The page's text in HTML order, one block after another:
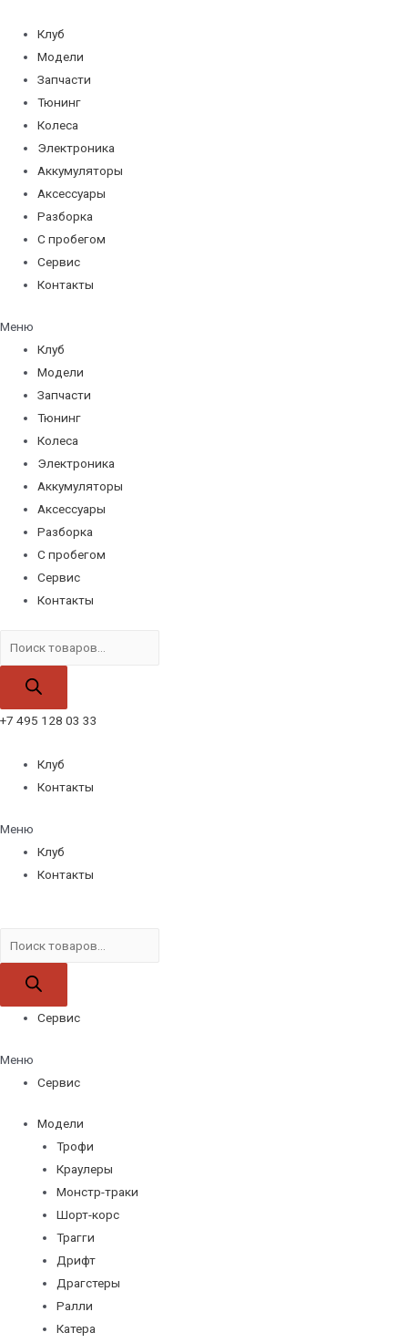
содержимому
Клуб
Модели
Запчасти
Тюнинг
Колеса
Электроника
Аккумуляторы
Аксессуары
Разборка
С пробегом
Сервис
Контакты
Меню
Клуб
Модели
Запчасти
Тюнинг
Колеса
Электроника
Аккумуляторы
Аксессуары
Разборка
С пробегом
Сервис
Контакты
товаров
+7 495 128 03 33
Клуб
Контакты
Меню
Клуб
Контакты
товаров
Сервис
Меню
Сервис
Модели
Трофи
Краулеры
Монстр-траки
Шорт-корс
Трагги
Дрифт
Драгстеры
Ралли
Катера